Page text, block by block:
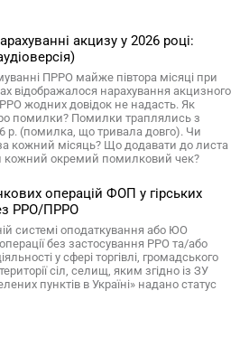
акцизу у 2026 році:
ПРРО майже півтора місяці при
відображалося нарахування акцизного
жодних довідок не надасть. Як
помилки? Помилки траплялись з
р. (помилка, що тривала довго). Чи
кожний місяць? Що додавати до листа
кожний окремий помилковий чек?
операцій ФОП у гірських
РРО/ПРРО
системі оподаткування або ЮО
без застосування РРО та/або
у сфері торгівлі, громадського
сіл, селищ, яким згідно із ЗУ
пунктів в Україні» надано статус